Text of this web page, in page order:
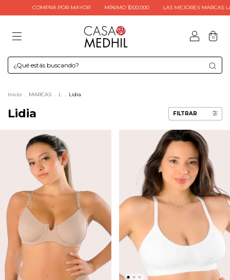
COMPRÁ POR MAYOR MÍNIMO $100.000 LAS MEJORES MARCAS LAS
0
Inicio . MARCAS . L . Lidia
Lidia FILTRAR